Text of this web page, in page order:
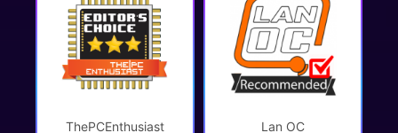
ThePCEnthusiast
Lan OC